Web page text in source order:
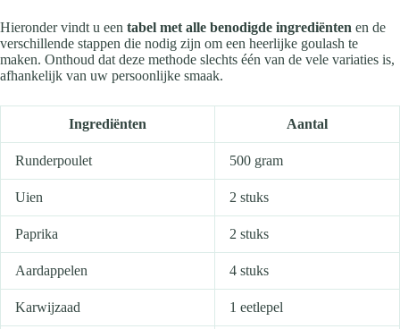
Hieronder vindt u een tabel met alle benodigde ingrediënten en de
verschillende stappen die nodig zijn om een heerlijke goulash te
maken. Onthoud dat deze methode slechts één van de vele variaties is,
afhankelijk van uw persoonlijke smaak.
Ingrediënten Aantal
Runderpoulet 500 gram
Uien 2 stuks
Paprika 2 stuks
Aardappelen 4 stuks
Karwijzaad 1 eetlepel